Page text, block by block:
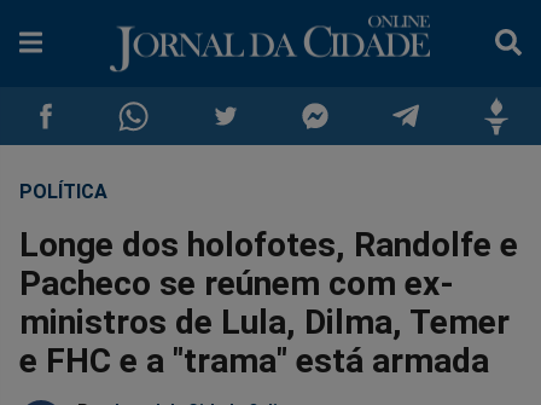
Compartilhar
no
Facebook
Compartilhar
no
Whatsapp
no
Twitter
no
Messenger
no
Telegram
no
Gettr
POLÍTICA
Longe dos holofotes, Randolfe e
Pacheco se reúnem com ex-
ministros de Lula, Dilma, Temer
e FHC e a "trama" está armada